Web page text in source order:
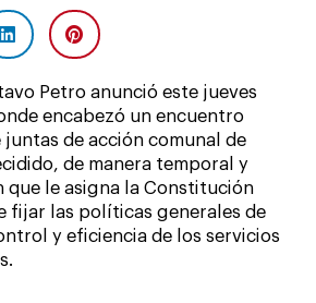
Petro anunció este jueves
encabezó un encuentro
de acción comunal de
de manera temporal y
que le asigna la Constitución
fijar las políticas generales de
y eficiencia de los servicios